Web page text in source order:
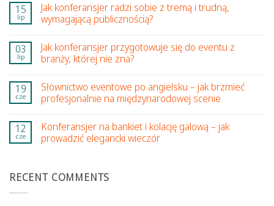
15
lip
Jak konferansjer radzi sobie z tremą i trudną,
wymagającą publicznością?
03
lip
Jak konferansjer przygotowuje się do eventu z
branży, której nie zna?
19
cze
Słownictwo eventowe po angielsku – jak brzmieć
profesjonalnie na międzynarodowej scenie
12
cze
Konferansjer na bankiet i kolację galową – jak
prowadzić elegancki wieczór
RECENT COMMENTS